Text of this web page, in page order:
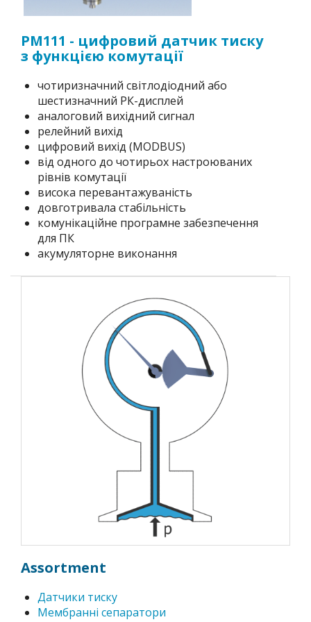
PM111 - цифровий датчик тиску
з функцією комутації
чотиризначний світлодіодний або
шестизначний РК-дисплей
аналоговий вихідний сигнал
релейний вихід
цифровий вихід (MODBUS)
від одного до чотирьох настроюваних
рівнів комутації
висока перевантажуваність
довготривала стабільність
комунікаційне програмне забезпечення
для ПК
акумуляторне виконання
Assortment
Датчики тиску
Мембранні сепаратори